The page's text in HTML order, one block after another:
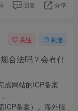
回复 分享
关注 私信
合法吗？会有什
成网站的ICP备案
ICP备案）。海外服